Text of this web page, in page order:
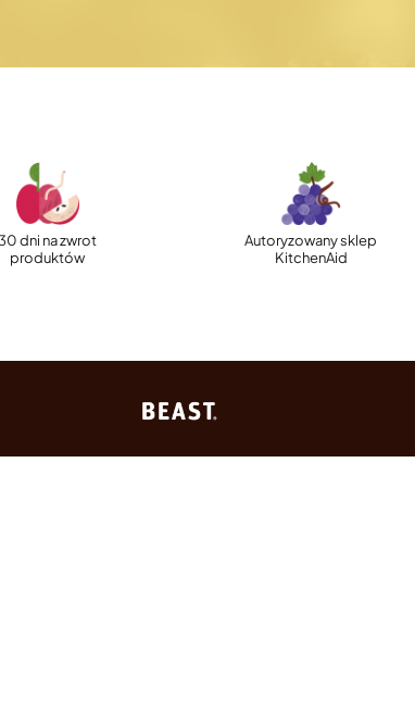
dni na zwrot
produktów
Autoryzowany sklep
KitchenAid